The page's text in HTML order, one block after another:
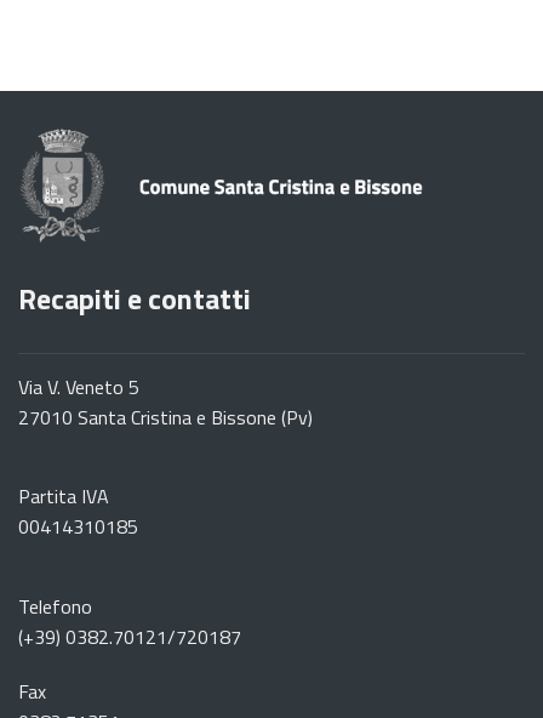
Recapiti e contatti
Via V. Veneto 5
27010 Santa Cristina e Bissone (Pv)
Partita IVA
00414310185
Telefono
(+39) 0382.70121/720187
Fax